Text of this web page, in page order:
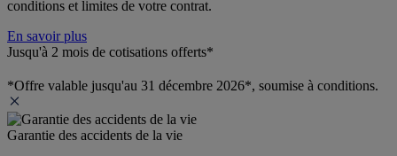
conditions et limites de votre contrat.
En savoir plus
Jusqu'à 2 mois de cotisations offerts*
*Offre valable jusqu'au 31 décembre 2026*, soumise à conditions.
Garantie des accidents de la vie